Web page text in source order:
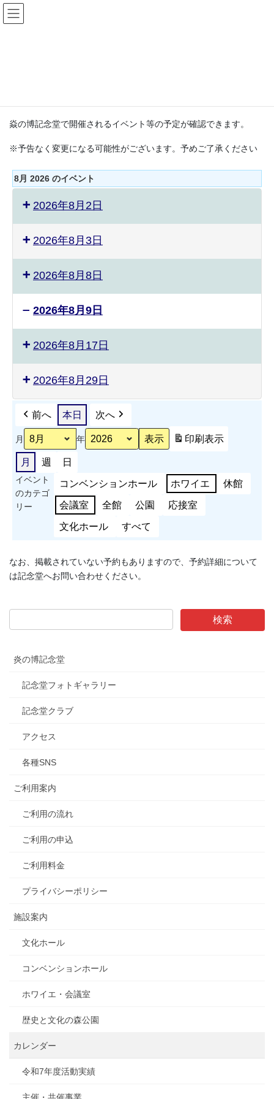
コ
ン
ッ
ナ
ビ
移
焱の博記念堂で開催されるイベント等の予定が確認できます。
※予告なく変更になる可能性がございます。予めご了承ください
8月 2026 のイベント
2026年8月2日
2026年8月3日
2026年8月8日
2026年8月9日
田
20
周
年
記
念
事
業
ス
ポ
力
測
2026年8月17日
2026年8月29日
前へ 本日 次へ
月 年 印刷表示
月 週 日
イベント
のカテゴ
リー
コンベンションホール ホワイエ 休館
会議室 全館 公園 応接室
文化ホール すべて
なお、掲載されていない予約もありますので、予約詳細について
は記念堂へお問い合わせください。
炎の博記念堂
記念堂フォトギャラリー
記念堂クラブ
アクセス
各種SNS
ご利用案内
ご利用の流れ
ご利用の申込
ご利用料金
プライバシーポリシー
施設案内
文化ホール
コンベンションホール
ホワイエ・会議室
歴史と文化の森公園
カレンダー
令和7年度活動実績